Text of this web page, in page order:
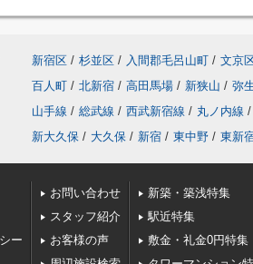
新宿区 / 杉並区 / 入間郡毛呂山町 / 文京
百人町 / 北新宿 / 高田馬場 / 新狭山 / 弥
山手線 / 総武線 / 西武新宿線 / 丸ノ内線 /
新大久保 / 大久保 / 新宿 / 東中野 / 東新
ー
お問い合わせ
スタッフ紹介
お客様の声
新築・築浅特集
駅近特集
敷金・礼金0円特集